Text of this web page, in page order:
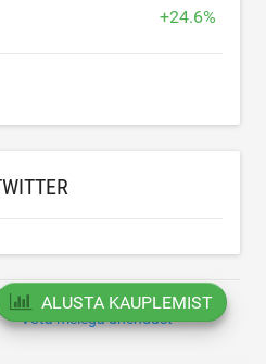
+24.6%
Võta meiega ühendust
ALUSTA KAUPLEMIST